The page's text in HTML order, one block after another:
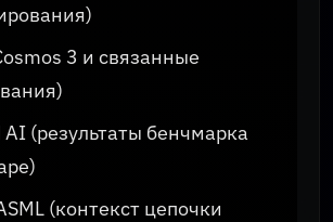
3 и связанные
(результаты бенчмарка
(контекст цепочки